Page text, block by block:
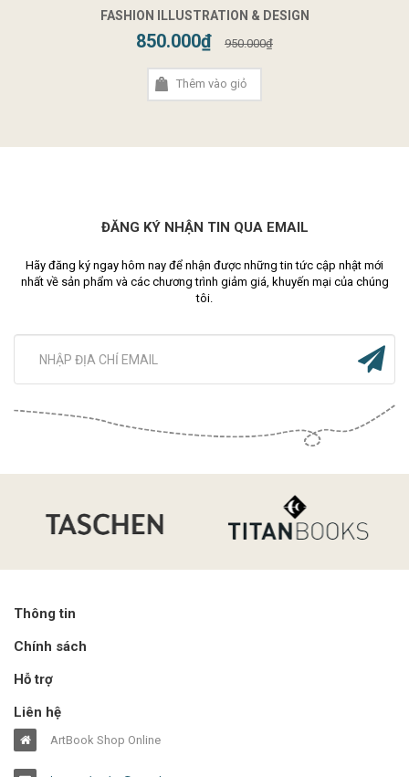
FASHION ILLUSTRATION & DESIGN
850.000₫ 950.000₫
Thêm vào giỏ
ĐĂNG KÝ NHẬN TIN QUA EMAIL
Hãy đăng ký ngay hôm nay để nhận được những tin tức cập nhật mới
nhất về sản phẩm và các chương trình giảm giá, khuyến mại của chúng
tôi.
Thông tin
Chính sách
Hỗ trợ
Liên hệ
ArtBook Shop Online